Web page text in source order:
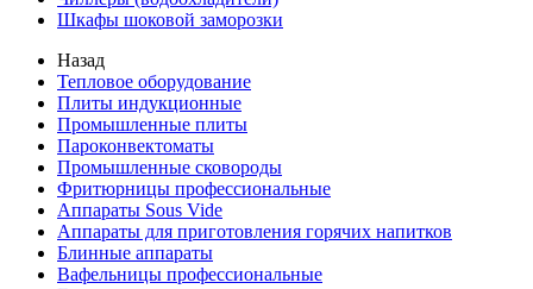
Шкафы шоковой заморозки
Назад
Тепловое оборудование
Плиты индукционные
Промышленные плиты
Пароконвектоматы
Промышленные сковороды
Фритюрницы профессиональные
Аппараты Sous Vide
Аппараты для приготовления горячих напитков
Блинные аппараты
Вафельницы профессиональные